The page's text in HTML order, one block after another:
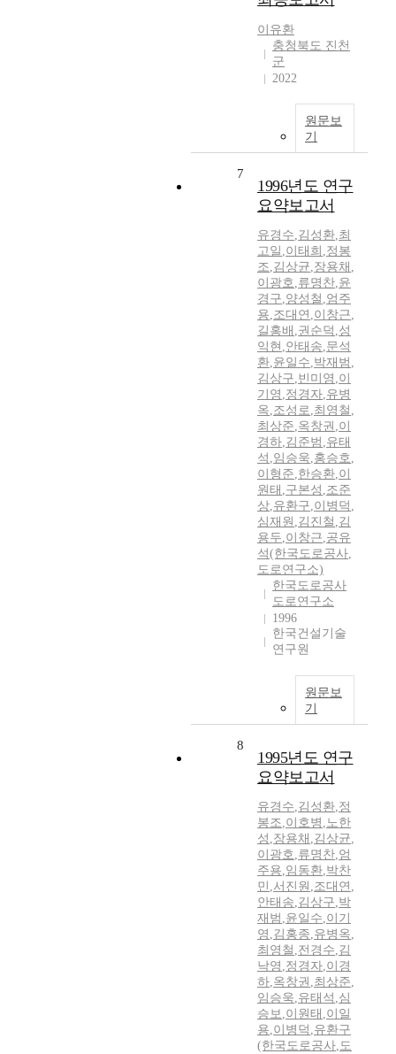
이유환
충청북도 진천
군
2022
원문보
기
7
1996년도 연구
요약보고서
유경수,김성환,최
고일 ,이태희 ,정봉
조,김상균,장용채 ,
이광호,류명찬,윤
경구,양성철 ,엄주
용,조대연 ,이창근,
길홍배 ,권순덕 ,성
익현 ,안태송,문석
환,윤일수,박재범 ,
김상구,빈미영 ,이
기영 ,정경자,유병
옥,조성로,최영철 ,
최상준,옥창권 ,이
경하,김준범 ,유태
석 ,임승욱,홍승호,
이형준,한승환,이
원태 ,구본성 ,조준
상,유환구,이병덕 ,
심재원 ,김진철 ,김
용두,이창근,공유
석(한국도로공사,
도로연구소)
한국도로공사
도로연구소
1996
한국건설기술
연구원
원문보
기
8
1995년도 연구
요약보고서
유경수,김성환,정
봉조,이호병 ,노한
성 ,장용채 ,김상균,
이광호,류명찬,엄
주용,임동환,박찬
민 ,서진원 ,조대연 ,
안태송,김상구,박
재범 ,윤일수,이기
영 ,김홍종,유병옥,
최영철 ,전경수,김
낙영 ,정경자,이경
하,옥창권 ,최상준,
임승욱,유태석 ,심
승보,이원태 ,이일
용,이병덕 ,유환구
(한국도로공사,도